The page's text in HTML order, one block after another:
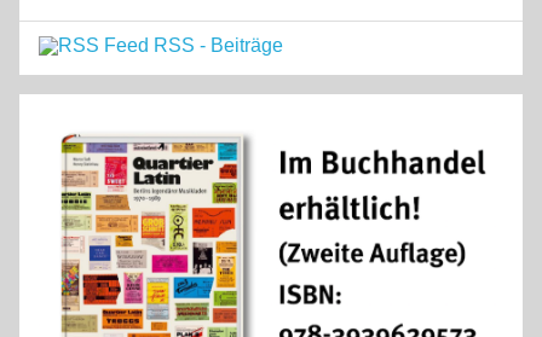
RSS - Beiträge